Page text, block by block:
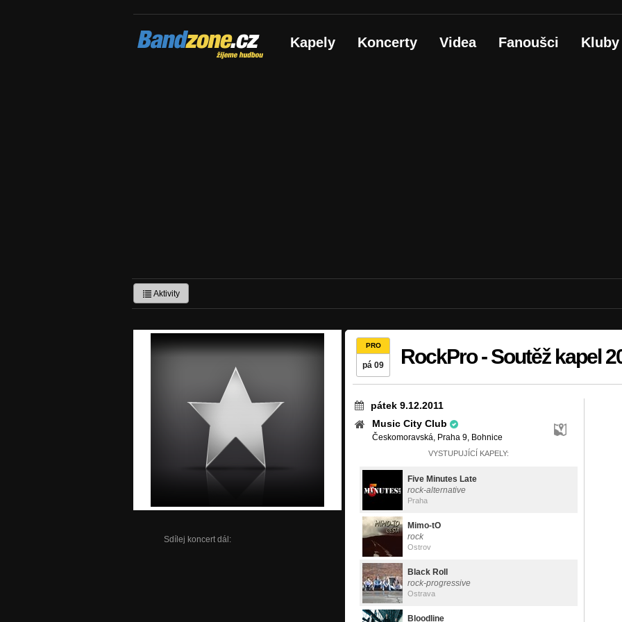
Bandzone.cz
žijeme hudbou Kapely Koncerty Videa Fanoušci Kluby
Aktivity
Sdílej koncert dál:
PRO
pá 09 RockPro - Soutěž kapel
pátek 9.12.2011
Music City Club
Českomoravská, Praha 9, Bohnice
VYSTUPUJÍCÍ KAPELY:
Five Minutes Late
rock-alternative
Praha
Mimo-tO
rock
Ostrov
Black Roll
rock-progressive
Ostrava
Bloodline